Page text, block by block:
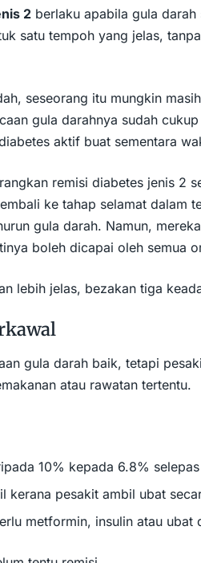
2 berlaku apabila gula
satu tempoh yang jelas,
seseorang itu mungkin
gula darahnya sudah
aktif buat sementara
remisi diabetes jenis 2
ke tahap selamat dalam
gula darah. Namun,
boleh dicapai oleh semua
lebih jelas, bezakan tiga
gula darah baik, tetapi
atau rawatan tertentu.
10% kepada 6.8%
kerana pesakit ambil ubat
metformin, insulin atau ubat